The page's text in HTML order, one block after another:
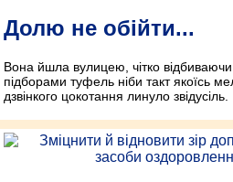
Долю не обійти...
Вона йшла вулицею, чітко відбиваючи
підборами туфель ніби такт якоїсь
дзвінкого цокотання линуло звідусіль.